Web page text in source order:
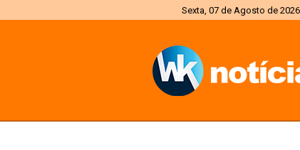
Sexta, 07 de Agosto de 2026